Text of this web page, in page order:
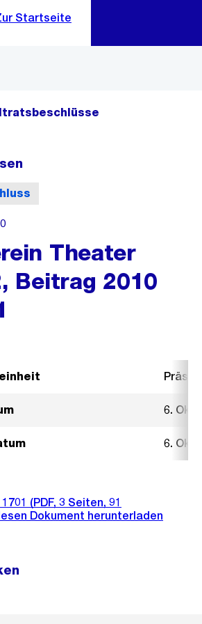
Breadcrumbs ein
Theater
Beitrag 2010
6.
6.
(PDF, 3 Seiten, 91
Dokument herunterladen